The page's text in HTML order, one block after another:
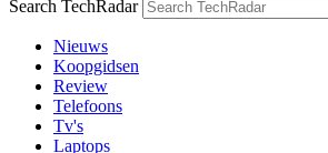
Search TechRadar
Nieuws
Koopgidsen
Review
Telefoons
Tv's
Laptops